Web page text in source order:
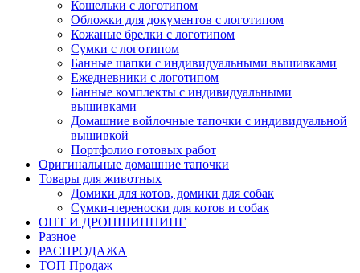
Кошельки с логотипом
Обложки для документов с логотипом
Кожаные брелки с логотипом
Сумки с логотипом
Банные шапки с индивидуальными вышивками
Ежедневники с логотипом
Банные комплекты с индивидуальными
вышивками
Домашние войлочные тапочки с индивидуальной
вышивкой
Портфолио готовых работ
Оригинальные домашние тапочки
Товары для животных
Домики для котов, домики для собак
Сумки-переноски для котов и собак
ОПТ И ДРОПШИППИНГ
Разное
РАСПРОДАЖА
ТОП Продаж